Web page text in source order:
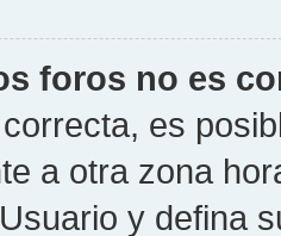
foros no es
es
a otra zona
y defina